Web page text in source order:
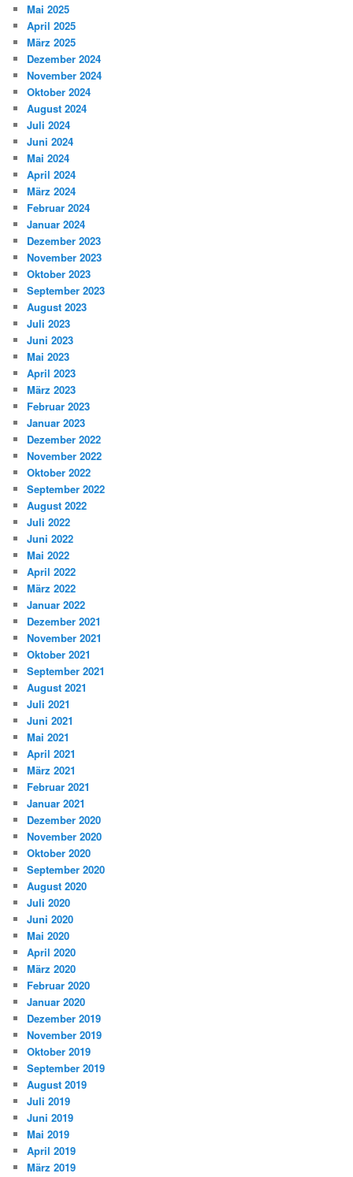
Mai 2025
April 2025
März 2025
Dezember 2024
November 2024
Oktober 2024
August 2024
Juli 2024
Juni 2024
Mai 2024
April 2024
März 2024
Februar 2024
Januar 2024
Dezember 2023
November 2023
Oktober 2023
September 2023
August 2023
Juli 2023
Juni 2023
Mai 2023
April 2023
März 2023
Februar 2023
Januar 2023
Dezember 2022
November 2022
Oktober 2022
September 2022
August 2022
Juli 2022
Juni 2022
Mai 2022
April 2022
März 2022
Januar 2022
Dezember 2021
November 2021
Oktober 2021
September 2021
August 2021
Juli 2021
Juni 2021
Mai 2021
April 2021
März 2021
Februar 2021
Januar 2021
Dezember 2020
November 2020
Oktober 2020
September 2020
August 2020
Juli 2020
Juni 2020
Mai 2020
April 2020
März 2020
Februar 2020
Januar 2020
Dezember 2019
November 2019
Oktober 2019
September 2019
August 2019
Juli 2019
Juni 2019
Mai 2019
April 2019
März 2019